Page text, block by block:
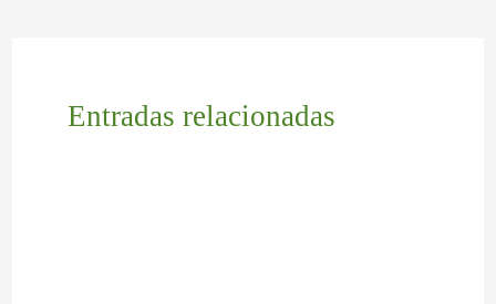
Entradas relacionadas